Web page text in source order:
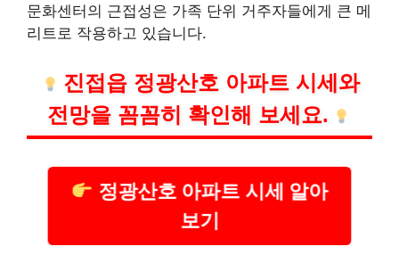
문화센터의 근접성은 가족 단위 거주자들에게 큰 메
리트로 작용하고 있습니다.
진접읍 정광산호 아파트 시세와
전망을 꼼꼼히 확인해 보세요.
정광산호 아파트 시세 알아
보기